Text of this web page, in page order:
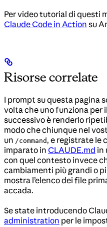
Per video tutorial di questi
Claude Code in Action su
Risorse correlate
I prompt su questa pagina
volta che uno funziona per
successivo è renderlo
modo che chiunque nel
un /command , e registrate le
imparato in CLAUDE.md in
con quel contesto invece
cambiamenti più grandi o
mostra l’elenco dei file
accada.
Se state introducendo
administration per le